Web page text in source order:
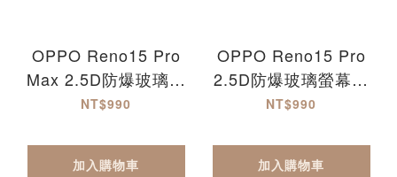
OPPO Reno15 Pro
Max 2.5D防爆玻璃螢
幕保護貼-滿版
NT$990
加入購物車
OPPO Reno15 Pro
2.5D防爆玻璃螢幕保
護貼-滿版 Reno15Pro
NT$990
加入購物車